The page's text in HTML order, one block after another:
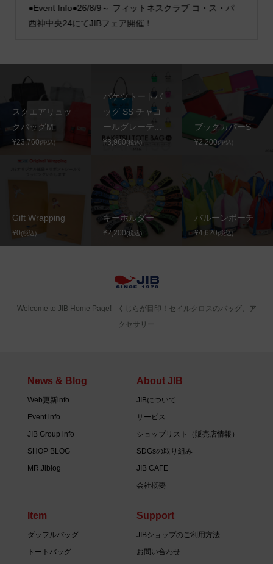
●Event Info●26/8/9～ フィットネスクラブ コ・ス・パ
西神中央24にてJIBフェア開催！
スクエアリュッ
クバッグM
¥23,760(税込)
バケツトートバ
ッグ SS チャコ
ールグレーテ...
¥3,960(税込)
ブックカバーS
¥2,200(税込)
Gift Wrapping
¥0(税込)
キーホルダー
¥2,200(税込)
バルーンポーチ
¥4,620(税込)
Welcome to JIB Home Page! ‐ くじらが目印！セイルクロスのバッグ、ア
クセサリー
News & Blog
Web更新info
Event info
JIB Group info
SHOP BLOG
MR.Jiblog
About JIB
JIBについて
サービス
ショップリスト（販売店情報）
SDGsの取り組み
JIB CAFE
会社概要
Item
ダッフルバッグ
トートバッグ
Support
JIBショップのご利用方法
お問い合わせ